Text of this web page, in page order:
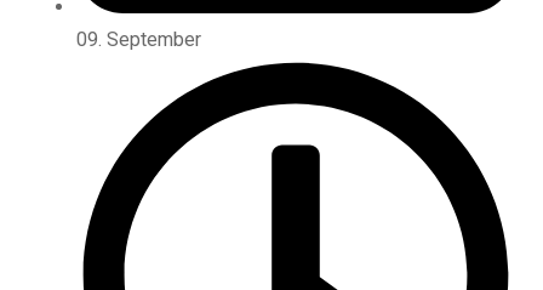
09. September